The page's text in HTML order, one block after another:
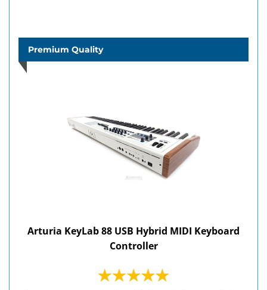
Premium Quality
Arturia KeyLab 88 USB Hybrid MIDI Keyboard
Controller